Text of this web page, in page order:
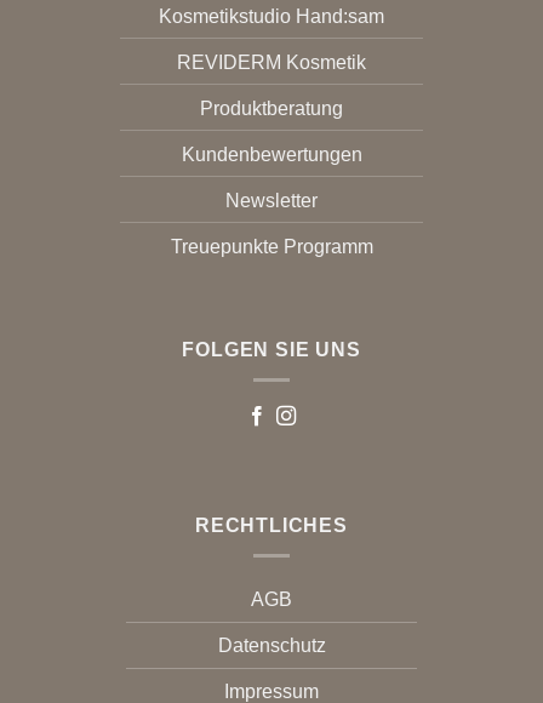
Kosmetikstudio Hand:sam
REVIDERM Kosmetik
Produktberatung
Kundenbewertungen
Newsletter
Treuepunkte Programm
FOLGEN SIE UNS
RECHTLICHES
AGB
Datenschutz
Impressum